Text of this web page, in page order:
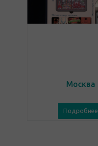
Москва
Подробнее